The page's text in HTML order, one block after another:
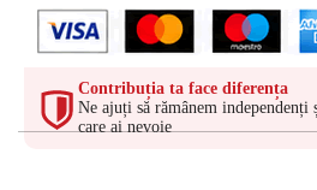
Contribuția ta face diferența
Ne ajuți să rămânem
care ai nevoie